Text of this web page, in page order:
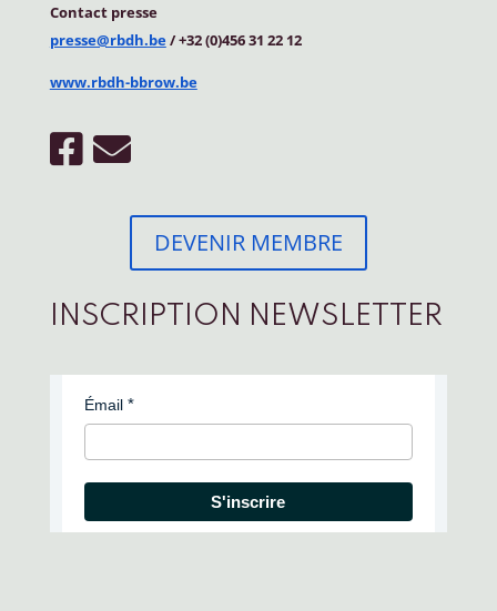
Contact presse
presse@rbdh.be/ +32 (0)456 31 22 12
www.rbdh-bbrow.be
DEVENIR MEMBRE
INSCRIPTION NEWSLETTER
Émail
S'inscrire